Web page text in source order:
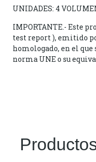
UNIDADES: 4
IMPORTANTE.- Este
test report ), emitido
homologado, en el
norma UNE o su